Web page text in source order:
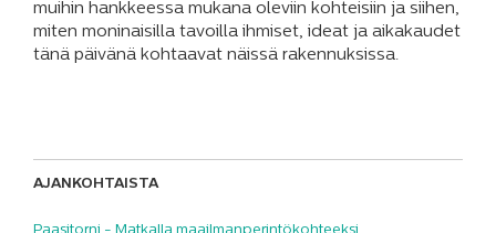
muihin hankkeessa mukana oleviin kohteisiin ja siihen,
miten moninaisilla tavoilla ihmiset, ideat ja aikakaudet
tänä päivänä kohtaavat näissä rakennuksissa.
AJANKOHTAISTA